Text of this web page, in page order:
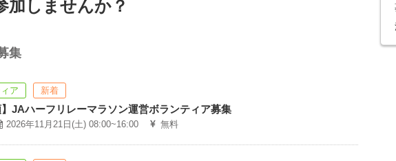
加しませんか？
集
ア 新着
】JAハーフリレーマラソン運営ボランティア募集
2026年11月21日(土) 08:00~16:00 無料